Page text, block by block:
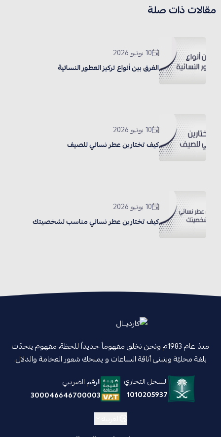
مقالات ذات صلة
10 يونيو 2026
الفرق بين أنواع تركيز العطور النسائية
10 يونيو 2026
كيف تختارين عطر نسائي للصيف
10 يونيو 2026
كيف تختارين عطر نسائي مناسب لشخصيتك
منذ عام 1983م ونحن نخلق مفهوماً جديداً للحظة، مفهوم يتحدّث
بلغة محليّة ويتبنى أناقة الساعات و يمنحك شعور الفخامة والدلال.
السجل التجاري
1010205937
الرقم الضريبي
300046646700003